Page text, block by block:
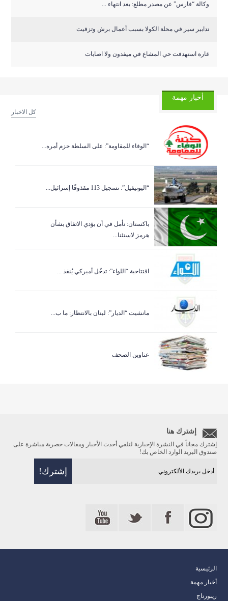
وكالة “فارس” عن مصدر مطلع: بعد انتهاء ...
تدابير سير في محلة الكولا بسبب أعمال برش وتزفيت
غارة استهدفت حي المشاع في ميفدون ولا اصابات
أخبار مهمة
كل الاخبار
“الوفاء للمقاومة”: على السلطة حزم أمره...
“اليونيفيل”: تسجيل 113 مقذوفًا إسرائيل...
باكستان: نأمل في أن يؤدي الاتفاق بشأن
هرمز لاستئنا...
افتتاحية “اللواء”: تدخّل أميركي يُنقذ ...
مانشيت “الديار”: لبنان بالانتظار: ما ب...
عناوين الصحف
إشترك هنا
إشترك مجاناً في النشرة الإخبارية لتلقي أحدث الأخبار ومقالات حصرية مباشرة على
صندوق البريد الوارد الخاص بك!
الرئيسية
أخبار مهمة
ريبورتاج